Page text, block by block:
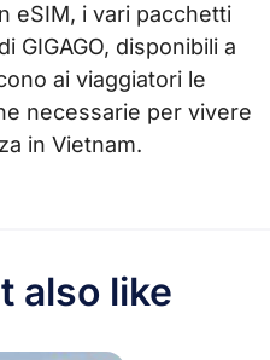
eSIM, i vari pacchetti
GIGAGO, disponibili a
ai viaggiatori le
necessarie per vivere
in Vietnam.
also like